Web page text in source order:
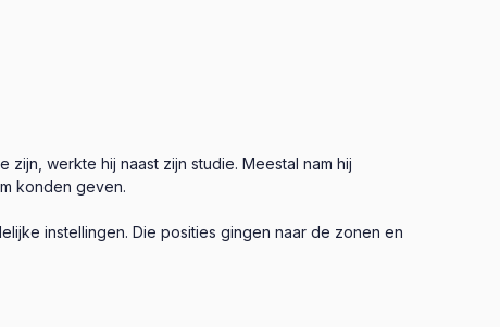
werkte hij naast zijn studie. Meestal nam hij
konden geven.
instellingen. Die posities gingen naar de zonen en